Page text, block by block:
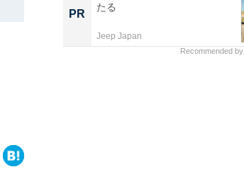
PR
たる
Jeep Japan
Recommended by